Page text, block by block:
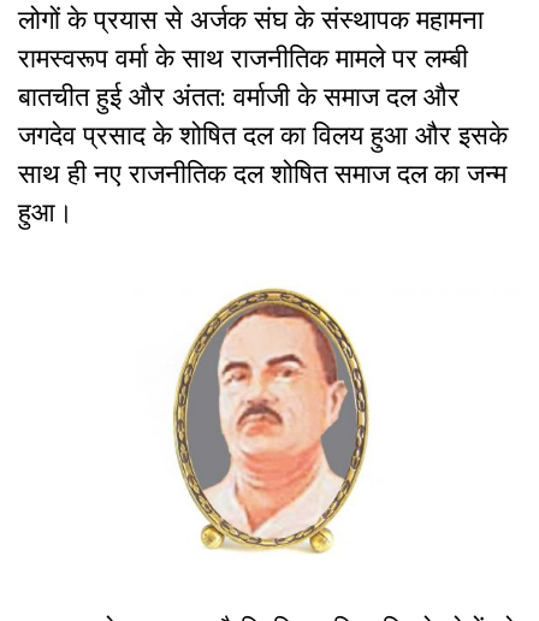
लोगों के प्रयास से अर्जक संघ के संस्थापक महामना
रामस्वरूप वर्मा के साथ राजनीतिक मामले पर लम्बी
बातचीत हुई और अंतत: वर्माजी के समाज दल और
जगदेव प्रसाद के शोषित दल का विलय हुआ और इसके
साथ ही नए राजनीतिक दल शोषित समाज दल का जन्म
हुआ।